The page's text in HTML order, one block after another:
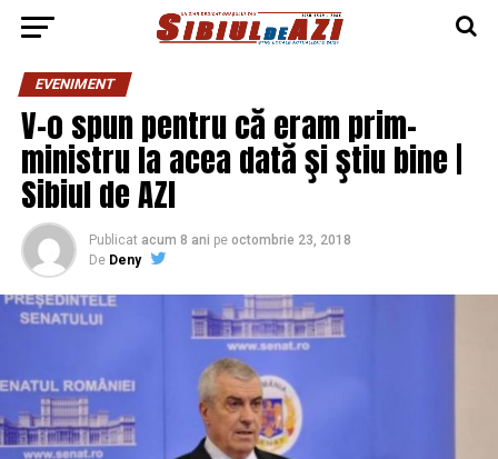
EVENIMENT
V-o spun pentru că eram prim-
ministru la acea dată şi ştiu bine |
Sibiul de AZI
Publicat acum 8 ani pe octombrie 23, 2018
De Deny